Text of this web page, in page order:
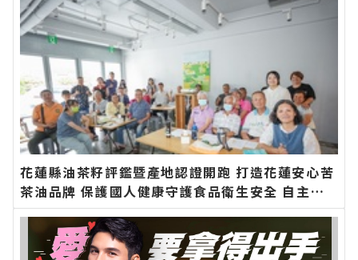
花蓮縣油茶籽評鑑暨產地認證開跑 打造花蓮安心苦
茶油品牌 保護國人健康守護食品衛生安全 自主檢
驗苯駢芘花蓮縣政府最高補助九成∣花蓮新聞網官
方網站各類新聞－最快速的今日新聞報導 最新的在
地資訊！